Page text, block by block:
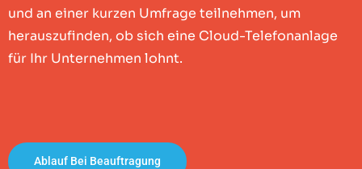
und an einer kurzen Umfrage teilnehmen, um
herauszufinden, ob sich eine Cloud-Telefonanlage
für Ihr Unternehmen lohnt.
Ablauf Bei Beauftragung